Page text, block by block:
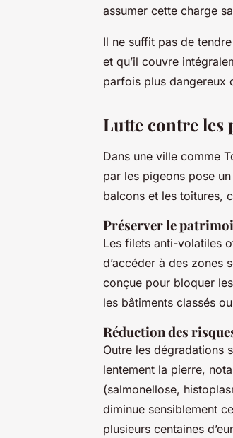
assumer cette charge
Il ne suffit pas de
et qu’il couvre
parfois plus dangereux
Lutte contre les
Dans une ville comme
par les pigeons pose
balcons et les toitures,
Préserver le
Les filets anti-volatiles
d’accéder à des zones
conçue pour bloquer
les bâtiments classés
Réduction des
Outre les dégradations
lentement la pierre,
(salmonellose,
diminue sensiblement
plusieurs centaines